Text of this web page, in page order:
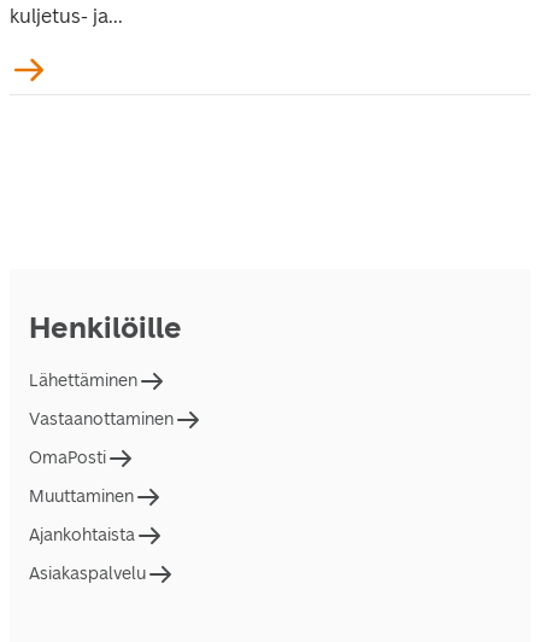
kuljetus- ja...
Henkilöille
Lähettäminen
Vastaanottaminen
OmaPosti
Muuttaminen
Ajankohtaista
Asiakaspalvelu